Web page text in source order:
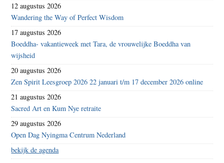
12 augustus 2026
Wandering the Way of Perfect Wisdom
17 augustus 2026
Boeddha- vakantieweek met Tara, de vrouwelijke Boeddha van
wijsheid
20 augustus 2026
Zen Spirit Leesgroep 2026 22 januari t/m 17 december 2026 online
21 augustus 2026
Sacred Art en Kum Nye retraite
29 augustus 2026
Open Dag Nyingma Centrum Nederland
bekijk de agenda